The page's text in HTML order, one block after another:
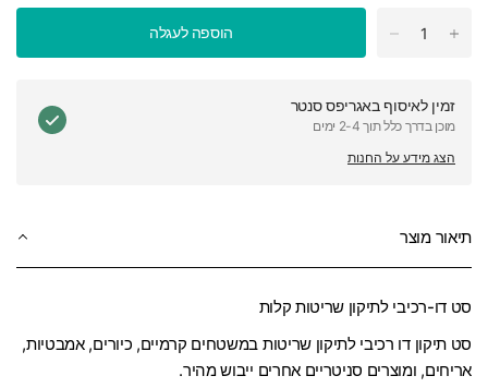
הוספה לעגלה
זמין לאיסוף באגריפס סנטר
מוכן בדרך כלל תוך 2-4 ימים
הצג מידע על החנות
תיאור מוצר
סט דו-רכיבי לתיקון שריטות קלות
סט תיקון דו רכיבי לתיקון שריטות במשטחים קרמיים, כיורים, אמבטיות,
אריחים, ומוצרים סניטריים אחרים ייבוש מהיר.